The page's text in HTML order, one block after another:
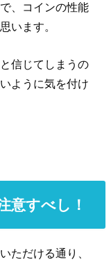
、コインの性能
います。
信じてしまうの
ように気を付け
意すべし！
ただける通り、